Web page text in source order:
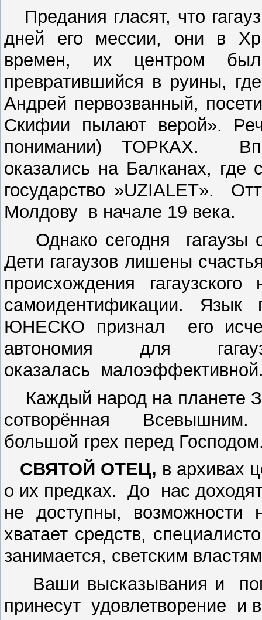
Предания гласят, что
дней его мессии, они в
времен, их центром
превратившийся в руины,
Андрей первозванный,
Скифии пылают верой».
понимании) ТОРКАХ.
оказались на Балканах,
государство »UZIALET».
Молдову в начале 19 века.
Однако сегодня гагаузы
Дети гагаузов лишены
происхождения
самоидентификации. Язык
ЮНЕСКО признал его
автономия для
оказалась
Каждый народ на планете
сотворённая Всевышним.
большой грех перед
СВЯТОЙ ОТЕЦ, в архивах
о их предках. До нас
не доступны, возможности
хватает средств,
занимается, светским
Ваши высказывания и
принесут удовлетворение и